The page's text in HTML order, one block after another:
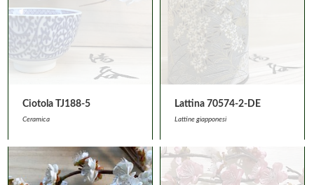
Ciotola TJ188-5
Ceramica
Lattina 70574-2-DE
Lattine giapponesi